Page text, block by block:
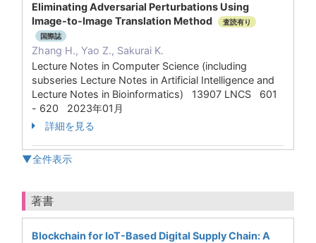
Eliminating Adversarial Perturbations Using
Image-to-Image Translation Method
査読有り
国際誌
Zhang H., Yao Z., Sakurai K.
Lecture Notes in Computer Science (including
subseries Lecture Notes in Artificial Intelligence and
Lecture Notes in Bioinformatics) 13907 LNCS 601
- 620 2023年01月
詳細を見る
▼全件表示
著書
Blockchain for IoT-Based Digital Supply Chain: A